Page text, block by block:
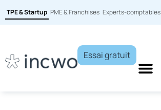
TPE & Startup PME & Franchises Experts-comptables
Essai gratuit